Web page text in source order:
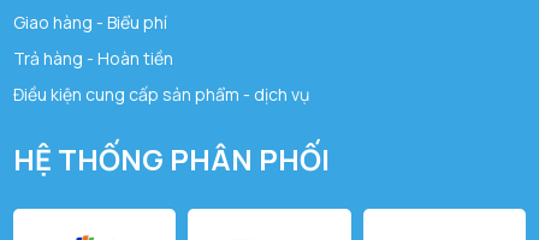
Giao hàng - Biểu phí
Trả hàng - Hoàn tiền
Điều kiện cung cấp sản phẩm - dịch vụ
HỆ THỐNG PHÂN PHỐI